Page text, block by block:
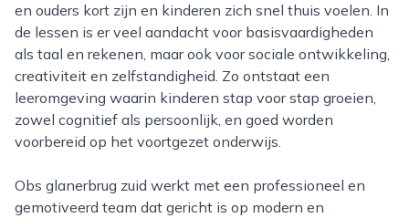
en ouders kort zijn en kinderen zich snel thuis voelen. In
de lessen is er veel aandacht voor basisvaardigheden
als taal en rekenen, maar ook voor sociale ontwikkeling,
creativiteit en zelfstandigheid. Zo ontstaat een
leeromgeving waarin kinderen stap voor stap groeien,
zowel cognitief als persoonlijk, en goed worden
voorbereid op het voortgezet onderwijs.
Obs glanerbrug zuid werkt met een professioneel en
gemotiveerd team dat gericht is op modern en